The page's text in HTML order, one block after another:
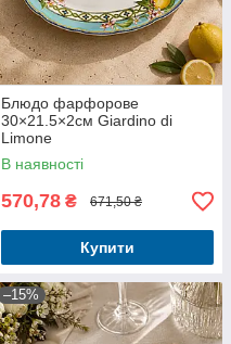
Блюдо фарфорове
30×21.5×2см Giardino di
Limone
В наявності
570,78 ₴ 671,50 ₴
Купити
–15%